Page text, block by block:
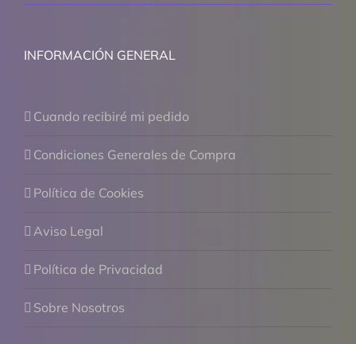
INFORMACIÓN GENERAL
Cuando recibiré mi pedido
Condiciones Generales de Compra
Política de Cookies
Aviso Legal
Política de Privacidad
Sobre Nosotros